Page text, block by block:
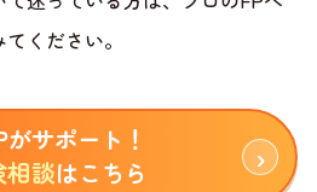
ください。
がサポート！
談はこちら